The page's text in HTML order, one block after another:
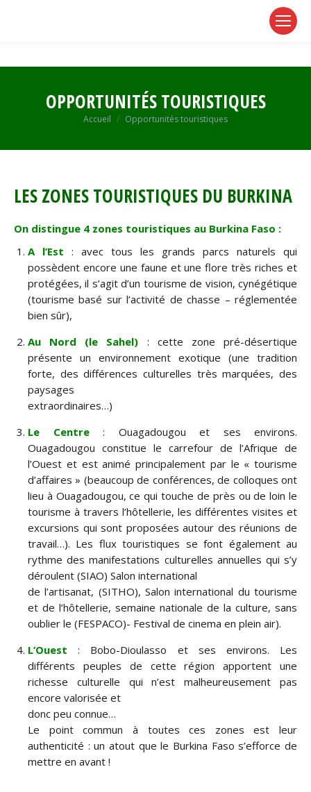
OPPORTUNITÉS TOURISTIQUES
Vous êtes ici :
Accueil Opportunités touristiques
LES ZONES TOURISTIQUES DU BURKINA
On distingue 4 zones touristiques au Burkina Faso :
A l’Est : avec tous les grands parcs naturels qui
possèdent encore une faune et une flore très riches et
protégées, il s’agit d’un tourisme de vision, cynégétique
(tourisme basé sur l’activité de chasse – réglementée
bien sûr),
Au Nord (le Sahel) : cette zone pré-désertique
présente un environnement exotique (une tradition
forte, des différences culturelles très marquées, des
paysages
extraordinaires…)
Le Centre: Ouagadougou et ses environs.
Ouagadougou constitue le carrefour de l’Afrique de
l’Ouest et est animé principalement par le « tourisme
d’affaires » (beaucoup de conférences, de colloques ont
lieu à Ouagadougou, ce qui touche de près ou de loin le
tourisme à travers l’hôtellerie, les différentes visites et
excursions qui sont proposées autour des réunions de
travail…). Les flux touristiques se font également au
rythme des manifestations culturelles annuelles qui s’y
déroulent (SIAO) Salon international
de l’artisanat, (SITHO), Salon international du tourisme
et de l’hôtellerie, semaine nationale de la culture, sans
oublier le (FESPACO)- Festival de cinema en plein air).
L’Ouest
: Bobo-Dioulasso et ses environs. Les
différents peuples de cette région apportent une
richesse culturelle qui n’est malheureusement pas
encore valorisée et
donc peu connue…
Le point commun à toutes ces zones est leur
authenticité : un atout que le Burkina Faso s’efforce de
mettre en avant !